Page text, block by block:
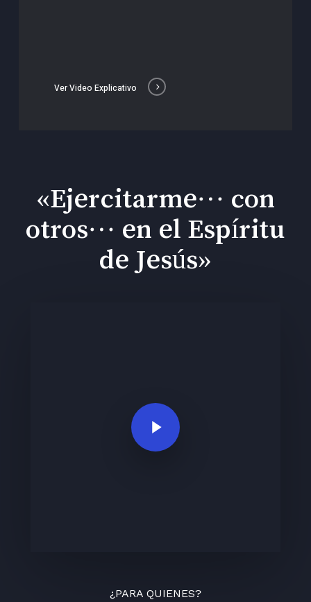
Ver Video Explicativo
«Ejercitarme… con
otros… en el Espíritu
de Jesús»
Play Video
¿PARA QUIENES?